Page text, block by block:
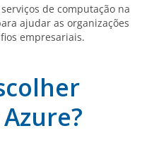
de computação na
ajudar as organizações
empresariais.